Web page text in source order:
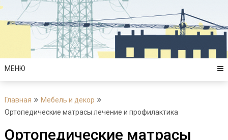
Перейти
содержимому
МЕНЮ
Главная
Мебель и декор
Ортопедические матрасы лечение и профилактика
Ортопедические матрасы